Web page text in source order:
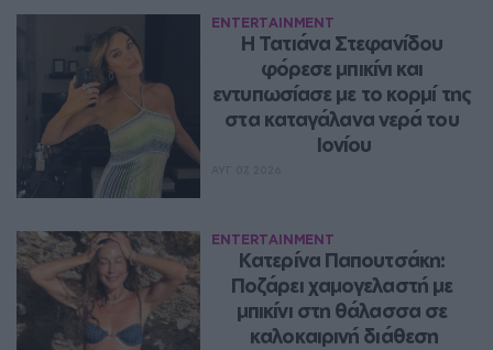
ENTERTAINMENT
Η Τατιάνα Στεφανίδου
φόρεσε μπικίνι και
εντυπωσίασε με το κορμί της
στα καταγάλανα νερά του
Ιονίου
ENTERTAINMENT
Κατερίνα Παπουτσάκη:
Ποζάρει χαμογελαστή με
μπικίνι στη θάλασσα σε
καλοκαιρινή διάθεση